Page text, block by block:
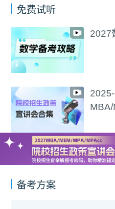
免费试听
免费试听
赛
校招生政策
备考方案